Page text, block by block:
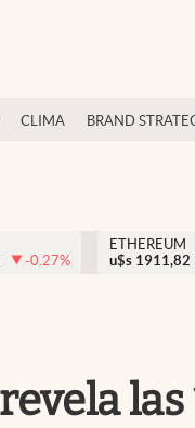
CLIMA BRAND
-0.27%
ETHEREUM
u$s 1911,82